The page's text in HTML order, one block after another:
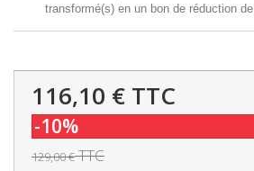
transformé(s) en un bon de réduction de
116,10 € TTC
-10%
129,00 €TTC